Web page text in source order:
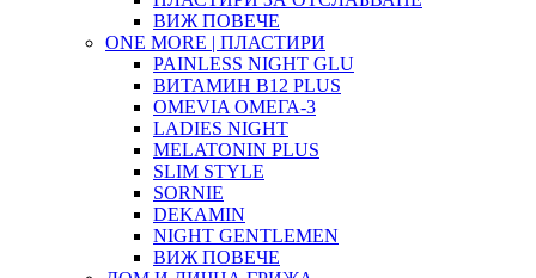
ВИЖ ПОВЕЧЕ
ONE MORE | ПЛАСТИРИ
PAINLESS NIGHT GLU
ВИТАМИН B12 PLUS
ОMEVIA ОМЕГА-3
LADIES NIGHT
MELATONIN PLUS
SLIM STYLE
SORNIE
DEKAMIN
NIGHT GENTLEMEN
ВИЖ ПОВЕЧЕ